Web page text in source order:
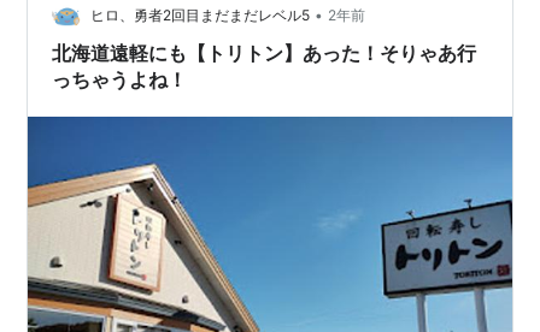
「天然インド鮪ねぎとろ手巻き 「サーモンのサラダ寿
司」「海鮮３貫盛り」「天然インド鮪ねぎとろ手巻き」
「オニオンサーモン」「〆さば」「えび天に…
ヒロ、勇者2回目まだまだレベル5 • 2年前
北海道遠軽にも【トリトン】あった！そりゃあ行
っちゃうよね！